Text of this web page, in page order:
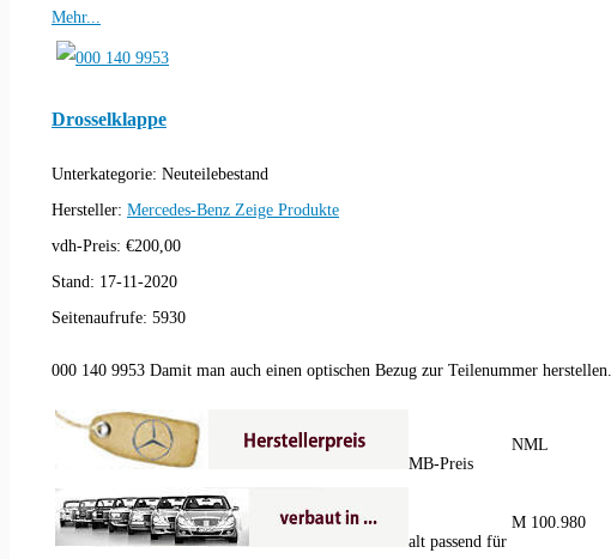
Mehr...
Drosselklappe
Unterkategorie: Neuteilebestand
Hersteller: Mercedes-Benz Zeige Produkte
vdh-Preis: €200,00
Stand: 17-11-2020
Seitenaufrufe: 5930
000 140 9953 Damit man auch einen optischen Bezug zur Teilenummer
MB-Preis
NML
alt passend für
M 100.980